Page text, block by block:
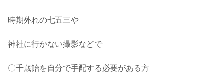
時期外れの七五三や
神社に行かない撮影などで
〇千歳飴を自分で手配する必要がある方